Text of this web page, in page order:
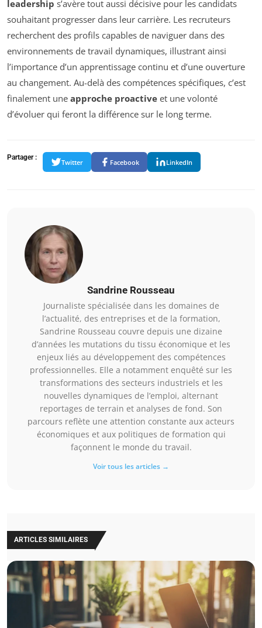
leadership s’avère tout aussi décisive pour les candidats
souhaitant progresser dans leur carrière. Les recruteurs
recherchent des profils capables de naviguer dans des
environnements de travail dynamiques, illustrant ainsi
l’importance d’un apprentissage continu et d’une ouverture
au changement. Au-delà des compétences spécifiques, c’est
finalement une approche proactive et une volonté
d’évoluer qui feront la différence sur le long terme.
Partager :
Twitter Facebook LinkedIn
Sandrine Rousseau
Journaliste spécialisée dans les domaines de
l’actualité, des entreprises et de la formation,
Sandrine Rousseau couvre depuis une dizaine
d’années les mutations du tissu économique et les
enjeux liés au développement des compétences
professionnelles. Elle a notamment enquêté sur les
transformations des secteurs industriels et les
nouvelles dynamiques de l’emploi, alternant
reportages de terrain et analyses de fond. Son
parcours reflète une attention constante aux acteurs
économiques et aux politiques de formation qui
façonnent le monde du travail.
Voir tous les articles →
ARTICLES SIMILAIRES